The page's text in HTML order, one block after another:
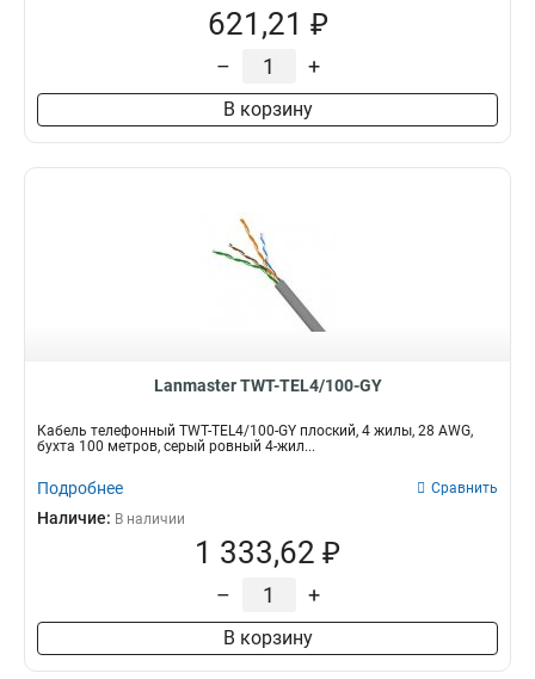
621,21 ₽
– +
В корзину
Lanmaster TWT-TEL4/100-GY
Кабель телефонный TWT-TEL4/100-GY плоский, 4 жилы, 28 AWG,
бухта 100 метров, серый ровный 4-жил...
Подробнее Сравнить
Наличие: В наличии
1 333,62 ₽
– +
В корзину